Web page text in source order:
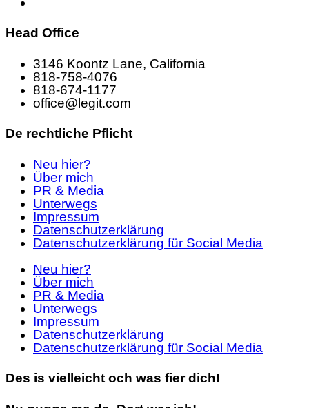
Head Office
3146 Koontz Lane, California
818-758-4076
818-674-1177
office@legit.com
De rechtliche Pflicht
Neu hier?
Über mich
PR & Media
Unterwegs
Impressum
Datenschutzerklärung
Datenschutzerklärung für Social Media
Neu hier?
Über mich
PR & Media
Unterwegs
Impressum
Datenschutzerklärung
Datenschutzerklärung für Social Media
Des is vielleicht och was fier dich!